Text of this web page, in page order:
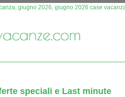
giugno 2026, giugno 2026 case
Continuando la navigazione
speciali e Last minute